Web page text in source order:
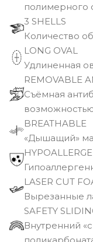
полимерного
3 SHELLS
Количество
LONG OVAL
Удлиненная
REMOVABLE
Съёмная
BREATHABLE
«Дышащий»
LASER CUT
Вырезанные
SAFETY
Внутренний